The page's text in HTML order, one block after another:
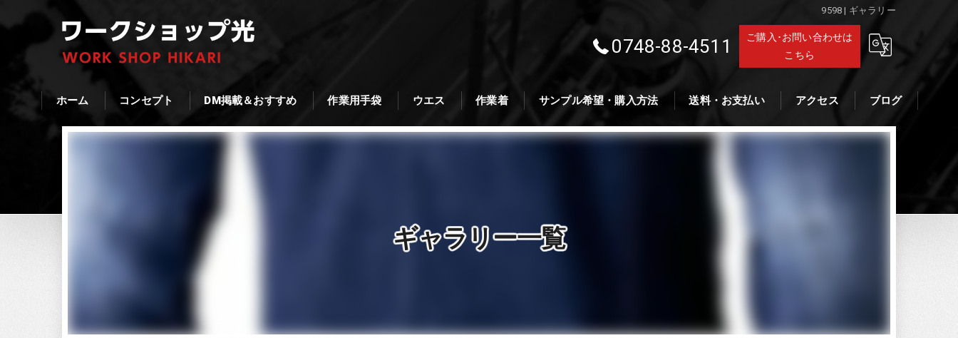
9598 | ギャラリー
0748-88-4511
ご購入･お問い合わせは
こちら
ホーム コンセプト DM掲載＆おすすめ 作業用手袋 ウエス 作業着 サンプル希望・購入方法 送料・お支払い アクセス ブログ
ギャラリー一覧